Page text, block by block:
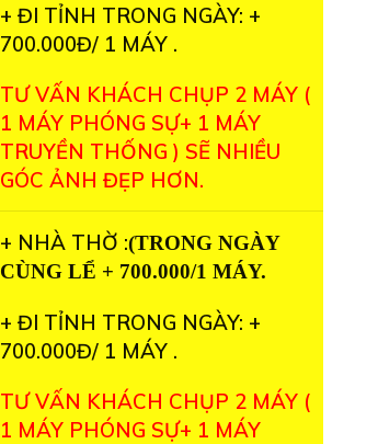
+ ĐI TỈNH TRONG NGÀY: +
700.000Đ/ 1 MÁY .
TƯ VẤN KHÁCH CHỤP 2 MÁY (
1 MÁY PHÓNG SỰ+ 1 MÁY
TRUYỀN THỐNG ) SẼ NHIỀU
GÓC ẢNH ĐẸP HƠN.
+ NHÀ THỜ :(TRONG NGÀY
CÙNG LỂ + 700.000/1 MÁY.
+ ĐI TỈNH TRONG NGÀY: +
700.000Đ/ 1 MÁY .
TƯ VẤN KHÁCH CHỤP 2 MÁY (
1 MÁY PHÓNG SỰ+ 1 MÁY